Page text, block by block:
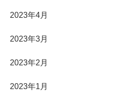
2023年4月
2023年3月
2023年2月
2023年1月